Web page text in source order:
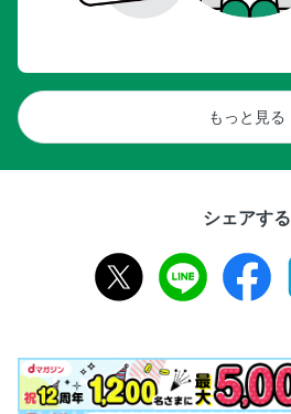
もっと見る
シェアする